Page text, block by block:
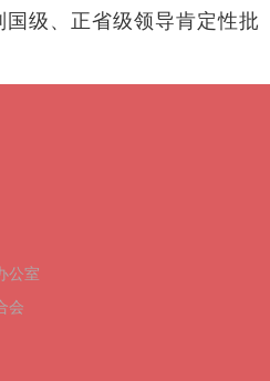
级、正省级领导肯定性批
公室
会